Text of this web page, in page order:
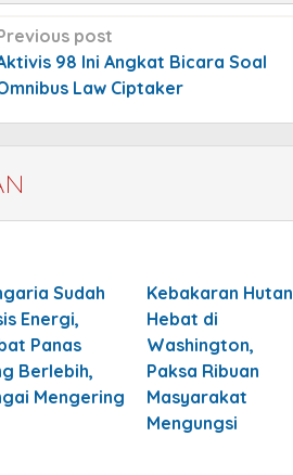
post
98 Ini Angkat Bicara Soal
Law Ciptaker
Sudah
Energi,
Panas
Berlebih,
Mengering
Kebakaran Hutan
Hebat di
Washington,
Paksa Ribuan
Masyarakat
Mengungsi